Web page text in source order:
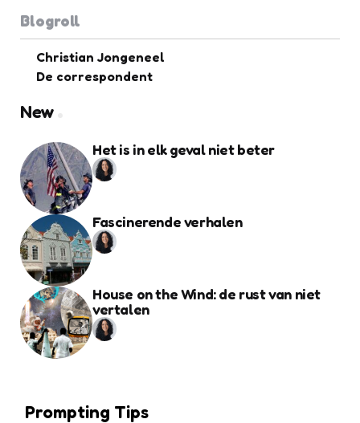
Blogroll
Christian Jongeneel
De correspondent
New
Het is in elk geval niet beter
Fascinerende verhalen
House on the Wind: de rust van niet
vertalen
Prompting Tips